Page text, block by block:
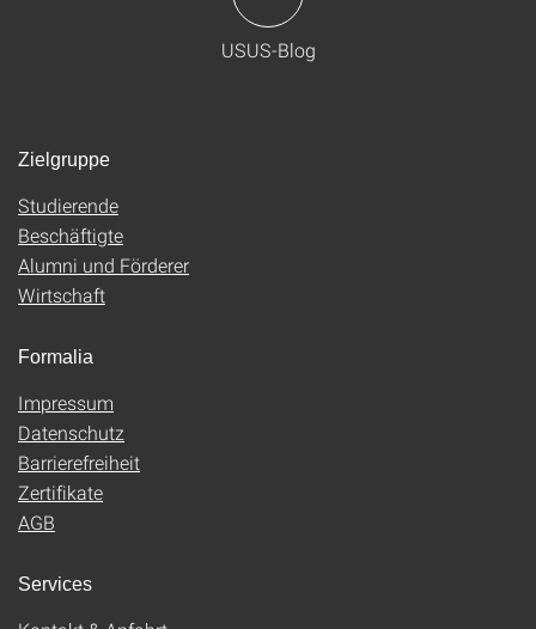
USUS-Blog
Zielgruppe
Studierende
Beschäftigte
Alumni und Förderer
Wirtschaft
Formalia
Impressum
Datenschutz
Barrierefreiheit
Zertifikate
AGB
Services